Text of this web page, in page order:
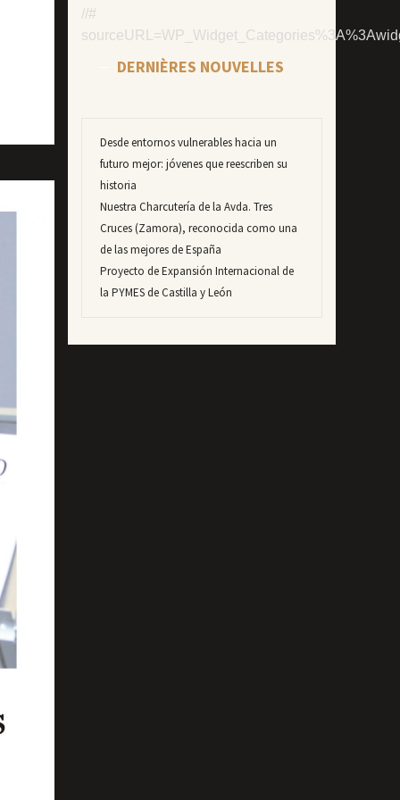
DERNIÈRES NOUVELLES
Desde entornos vulnerables hacia un
futuro mejor: jóvenes que reescriben su
historia
Nuestra Charcutería de la Avda. Tres
Cruces (Zamora), reconocida como una
de las mejores de España
Proyecto de Expansión Internacional de
la PYMES de Castilla y León